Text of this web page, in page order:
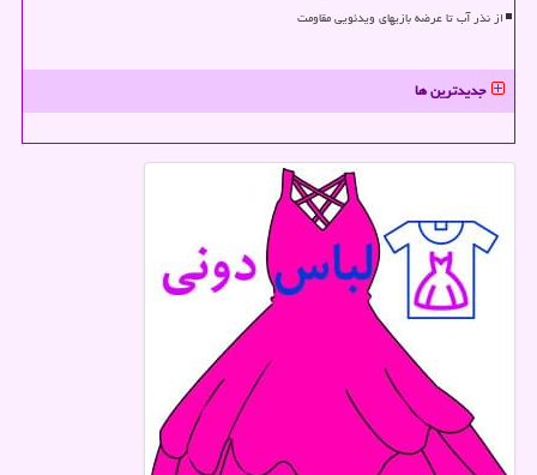
از نذر آب تا عرضه بازیهای ویدئویی مقاومت
جدیدترین ها